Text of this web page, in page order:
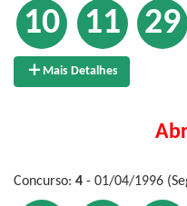
10 11 29
Mais Detalhes
Concurso: 4 - 01/04/1996